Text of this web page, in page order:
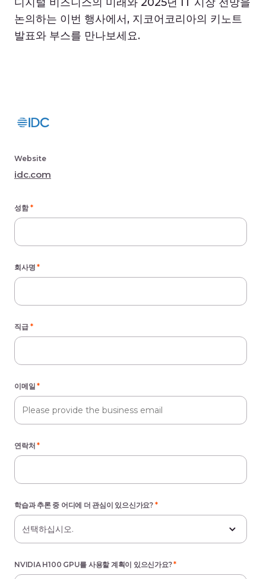
논의하는 이번 행사에서, 지코어코리아의 키노트
발표와 부스를 만나보세요.
Website
idc.com
성함 *
회사명 *
직급 *
이메일 *
연락처 *
학습과 추론 중 어디에 더 관심이 있으신가요? *
NVIDIA H100 GPU를 사용할 계획이 있으신가요? *